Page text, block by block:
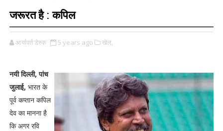
जरूरत है : कपिल
आर्यावर्त डेस्क 5 years ago खेल,
नयी दिल्ली, पांच
जुलाई, भारत के
पूर्व कप्तान कपिल
देव का मानना है
कि अगर रवि